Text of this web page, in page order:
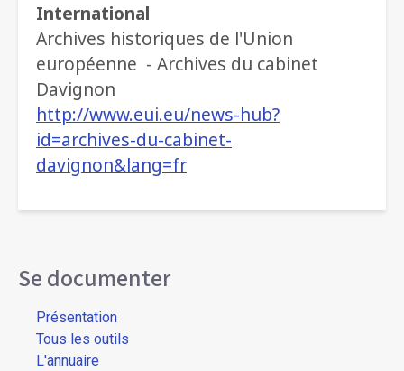
International
Archives historiques de l'Union
européenne - Archives du cabinet
Davignon
http://www.eui.eu/news-hub?
id=archives-du-cabinet-
davignon&lang=fr
Se documenter
Présentation
Tous les outils
L'annuaire